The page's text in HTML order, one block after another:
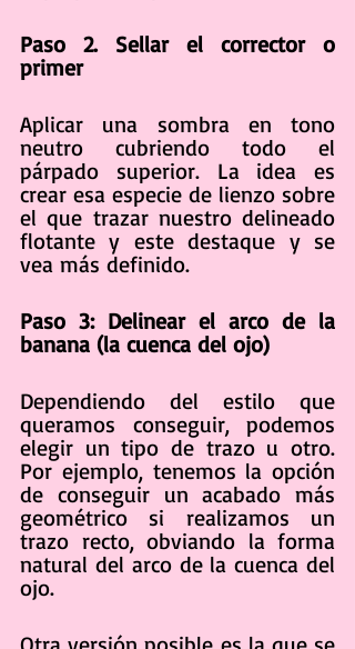
Paso 2. Sellar el corrector o
primer
Aplicar una sombra en tono
neutro cubriendo todo el
párpado superior. La idea es
crear esa especie de lienzo sobre
el que trazar nuestro delineado
flotante y este destaque y se
vea más definido.
Paso 3: Delinear el arco de la
banana (la cuenca del ojo)
Dependiendo del estilo que
queramos conseguir, podemos
elegir un tipo de trazo u otro.
Por ejemplo, tenemos la opción
de conseguir un acabado más
geométrico si realizamos un
trazo recto, obviando la forma
natural del arco de la cuenca del
ojo.